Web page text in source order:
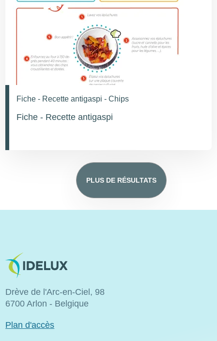
Fiche - Recette antigaspi - Chips
Fiche - Recette antigaspi
PLUS DE RÉSULTATS
Image
Drève de l'Arc-en-Ciel, 98
6700 Arlon - Belgique
Plan d'accès